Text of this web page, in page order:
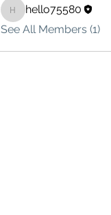
hello75580
hello75580
See All Members (1)